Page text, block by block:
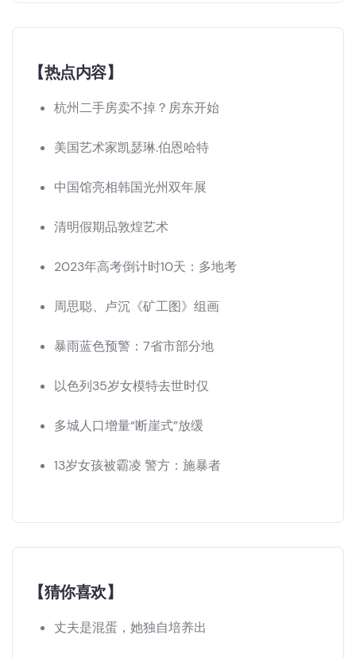
【热点内容】
杭州二手房卖不掉？房东开始
美国艺术家凯瑟琳.伯恩哈特
中国馆亮相韩国光州双年展
清明假期品敦煌艺术
2023年高考倒计时10天：多地考
周思聪、卢沉《矿工图》组画
暴雨蓝色预警：7省市部分地
以色列35岁女模特去世时仅
多城人口增量“断崖式”放缓
13岁女孩被霸凌 警方：施暴者
【猜你喜欢】
丈夫是混蛋，她独自培养出